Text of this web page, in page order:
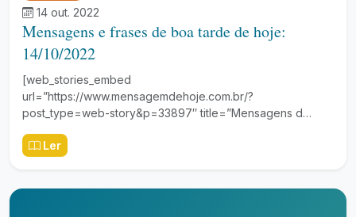
14 out. 2022
Mensagens e frases de boa tarde de hoje:
14/10/2022
[web_stories_embed
url=”https://www.mensagemdehoje.com.br/?
post_type=web-story&p=33897″ title=”Mensagens d…
Ler